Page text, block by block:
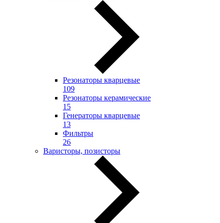
Резонаторы кварцевые
109
Резонаторы керамические
15
Генераторы кварцевые
13
Фильтры
26
Варисторы, позисторы